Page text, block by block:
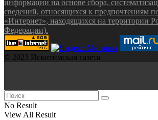
информации на основе сбора,
сведений, относящихся к предпочтениям
«Интернет», находящихся на территории
Федерации).
© 2023 Искитимская газета
No Result
View All Result